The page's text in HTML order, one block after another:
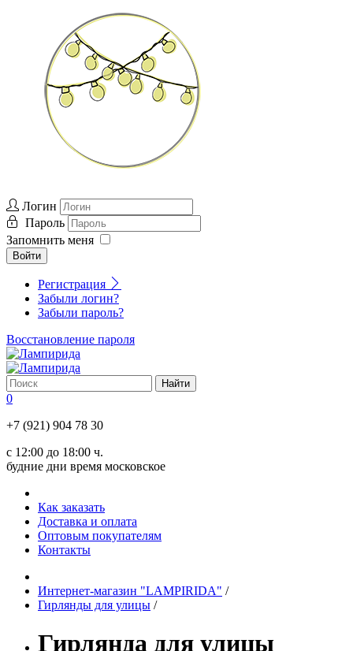
Логин
Пароль
Запомнить меня
Войти
Регистрация
Забыли логин?
Забыли пароль?
Восстановление пароля
0
+7 (921) 904 78 30
с 12:00 до 18:00 ч.
будние дни время московское
Как заказать
Доставка и оплата
Оптовым покупателям
Контакты
Интернет-магазин "LAMPIRIDA" /
Гирлянды для улицы /
Гирлянда для улицы